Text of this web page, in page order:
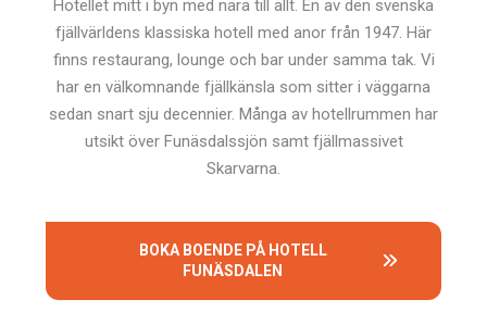
Hotellet mitt i byn med nära till allt. En av den svenska
fjällvärldens klassiska hotell med anor från 1947. Här
finns restaurang, lounge och bar under samma tak. Vi
har en välkomnande fjällkänsla som sitter i väggarna
sedan snart sju decennier. Många av hotellrummen har
utsikt över Funäsdalssjön samt fjällmassivet
Skarvarna.
BOKA BOENDE PÅ HOTELL
FUNÄSDALEN